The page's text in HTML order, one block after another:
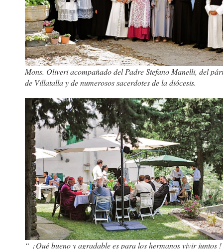
Mons. Oliveri acompañado del Padre Stefano Manelli, del
de Villatalla y de numerosos sacerdotes de la diócesis.
“ ¡ Qué bueno y agradable es para los hermanos vivir juntos